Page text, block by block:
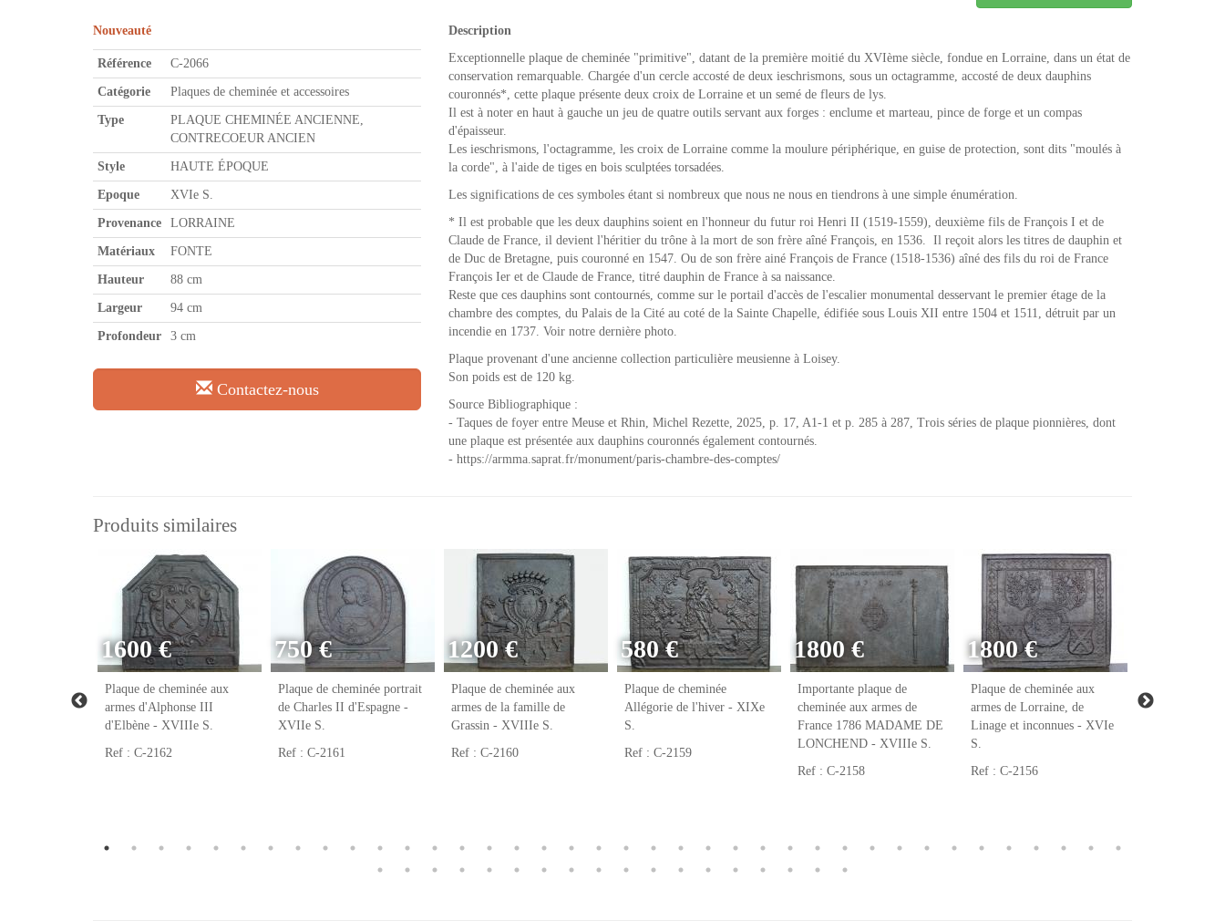
Nouveauté
Référence C-2066
Catégorie Plaques de cheminée et accessoires
Type
PLAQUE CHEMINÉE ANCIENNE,
CONTRECOEUR ANCIEN
Style HAUTE ÉPOQUE
Epoque XVIe S.
Provenance LORRAINE
Matériaux FONTE
Hauteur 88 cm
Largeur 94 cm
Profondeur 3 cm
Contactez-nous
Description
Exceptionnelle plaque de cheminée "primitive", datant de la première moitié du XVIème siècle, fondue en Lorraine, dans un état de
conservation remarquable. Chargée d'un cercle accosté de deux ieschrismons, sous un octagramme, accosté de deux dauphins
couronnés*, cette plaque présente deux croix de Lorraine et un semé de fleurs de lys.
Il est à noter en haut à gauche un jeu de quatre outils servant aux forges : enclume et marteau, pince de forge et un compas
d'épaisseur.
Les ieschrismons, l'octagramme, les croix de Lorraine comme la moulure périphérique, en guise de protection, sont dits "moulés à
la corde", à l'aide de tiges en bois sculptées torsadées.
Les significations de ces symboles étant si nombreux que nous ne nous en tiendrons à une simple énumération.
* Il est probable que les deux dauphins soient en l'honneur du futur roi Henri II (1519-1559), deuxième fils de François I et de
Claude de France, il devient l'héritier du trône à la mort de son frère aîné François, en 1536. Il reçoit alors les titres de dauphin et
de Duc de Bretagne, puis couronné en 1547. Ou de son frère ainé François de France (1518-1536) aîné des fils du roi de France
François Ier et de Claude de France, titré dauphin de France à sa naissance.
Reste que ces dauphins sont contournés, comme sur le portail d'accès de l'escalier monumental desservant le premier étage de la
chambre des comptes, du Palais de la Cité au coté de la Sainte Chapelle, édifiée sous Louis XII entre 1504 et 1511, détruit par un
incendie en 1737. Voir notre dernière photo.
Plaque provenant d'une ancienne collection particulière meusienne à Loisey.
Son poids est de 120 kg.
Source Bibliographique :
- Taques de foyer entre Meuse et Rhin, Michel Rezette, 2025, p. 17, A1-1 et p. 285 à 287, Trois séries de plaque pionnières, dont
une plaque est présentée aux dauphins couronnés également contournés.
- https://armma.saprat.fr/monument/paris-chambre-des-comptes/
Produits similaires
1600 €
Plaque de cheminée aux
armes d'Alphonse III
d'Elbène - XVIIIe S.
Ref : C-2162
750 €
Plaque de cheminée portrait
de Charles II d'Espagne -
XVIIe S.
Ref : C-2161
1200 €
Plaque de cheminée aux
armes de la famille de
Grassin - XVIIIe S.
Ref : C-2160
580 €
Plaque de cheminée
Allégorie de l'hiver - XIXe
S.
Ref : C-2159
1800 €
Importante plaque de
cheminée aux armes de
France 1786 MADAME DE
LONCHEND - XVIIIe S.
Ref : C-2158
1800 €
Plaque de cheminée aux
armes de Lorraine, de
Linage et inconnues - XVIe
S.
Ref : C-2156
Plaque de
armes de